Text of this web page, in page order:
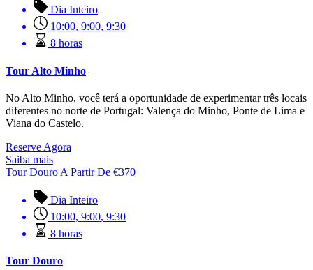
Dia Inteiro
10:00, 9:00, 9:30
8 horas
Tour Alto Minho
No Alto Minho, você terá a oportunidade de experimentar três locais
diferentes no norte de Portugal: Valença do Minho, Ponte de Lima e
Viana do Castelo.
Reserve Agora
Saiba mais
Tour Douro A Partir De €370
Dia Inteiro
10:00, 9:00, 9:30
8 horas
Tour Douro